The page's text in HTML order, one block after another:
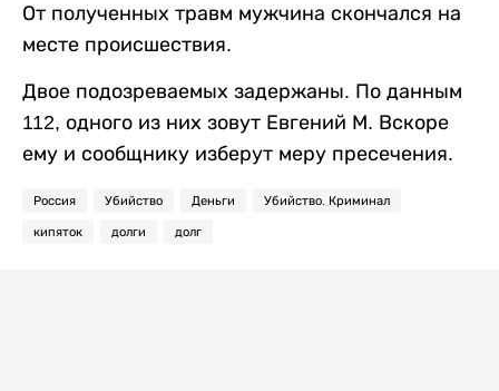
От полученных травм мужчина скончался на
месте происшествия.
Двое подозреваемых задержаны. По данным
112, одного из них зовут Евгений М. Вскоре
ему и сообщнику изберут меру пресечения.
Россия Убийство Деньги Убийство. Криминал
кипяток долги долг